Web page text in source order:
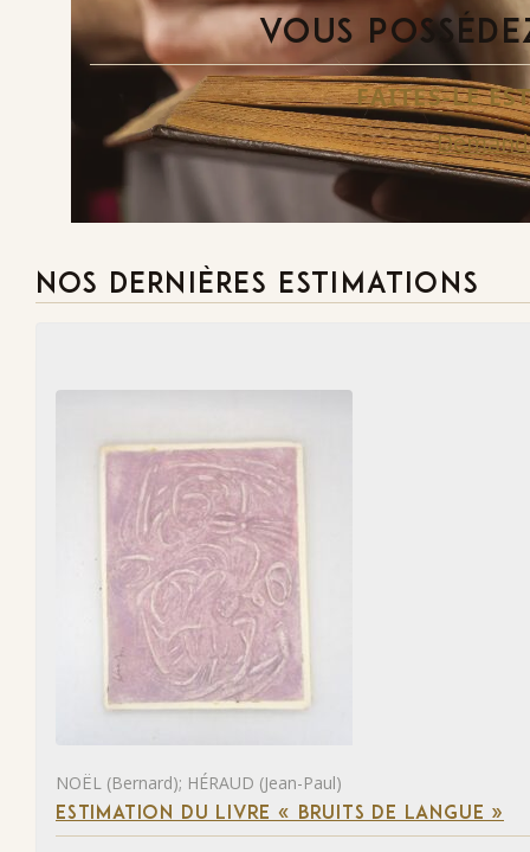
VOUS
FAITES-LE
NOS DERNIÈRES ESTIMATIONS
NOËL (Bernard); HÉRAUD (Jean-Paul)
ESTIMATION DU LIVRE « BRUITS DE LANGUE »